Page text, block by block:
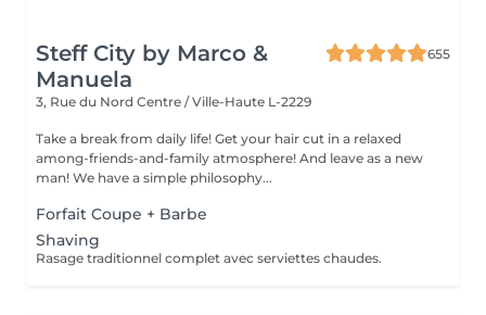
Steff City by Marco &
Manuela
655
3, Rue du Nord Centre / Ville-Haute L-2229
Take a break from daily life! Get your hair cut in a relaxed
among-friends-and-family atmosphere! And leave as a new
man! We have a simple philosophy...
Forfait Coupe + Barbe
Shaving
Rasage traditionnel complet avec serviettes chaudes.